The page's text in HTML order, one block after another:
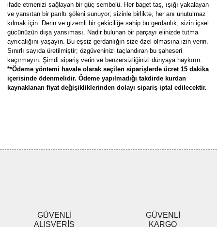
ifade etmenizi sağlayan bir güç sembolü. Her baget taş, ışığı yakalayan
ve yansıtan bir parıltı şöleni sunuyor; sizinle birlikte, her anı unutulmaz
kılmak için. Derin ve gizemli bir çekiciliğe sahip bu gerdanlık, sizin içsel
gücünüzün dışa yansıması. Nadir bulunan bir parçayı elinizde tutma
ayrıcalığını yaşayın. Bu eşsiz gerdanlığın size özel olmasına izin verin.
Sınırlı sayıda üretilmiştir; özgüveninizi taçlandıran bu şaheseri
kaçırmayın. Şimdi sipariş verin ve benzersizliğinizi dünyaya haykırın.
**Ödeme yöntemi havale olarak seçilen siparişlerde ücret 15 dakika
içerisinde ödenmelidir. Ödeme yapılmadığı takdirde kurdan
kaynaklanan fiyat değişikliklerinden dolayı sipariş iptal edilecektir.
Ürün fiyatı diğer sitelerden daha pahalı.
Bu ürüne benzer farklı alternatifler olmalı.
GÜVENLİ
ALIŞVERİŞ
GÜVENLİ
KARGO